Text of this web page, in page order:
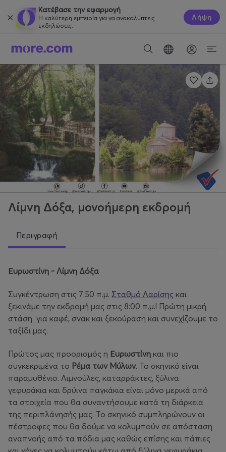
Κατέβασε την εφαρμογή
Η καλύτερη εμπειρία για να ανακαλύπτεις
εκδηλώσεις.
Λήψη
Λίμνη Δόξα, μονοήμερη εκδρομή
Περιγραφή
Ευρωστίνη - Λίμνη Δόξα
Συγκέντρωση στις 7:50 π.μ. Σταθμό Λαρίσης και
ξεκινάμε την εκδρομή μας στις 8:00 π.μ.! Πρώτη μικρή
στάση για καφέ, σνακ και ξεκούραση και συνεχίζουμε το
ταξίδι μας.
Πρώτος μας προορισμός η Ευρωστίνη και πιο
συγκεκριμένα το Ρέμα των Μύλων. Το σκηνικό είναι
παραμυθένιο. Λιμνούλες, καταρράκτες, ξύλινα
γεφυράκια και δρύινα παγκάκια είναι μόνο μερικά από
τα στοιχεία που θα συναντήσουμε κατά τη διάρκεια
της περιπλάνησής μας. Το σκηνικό συμπληρώνουν οι
πέστροφες που θα δούμε να κολυμπούν σε απόσταση
αναπνοής από τα πόδια μας καθώς επίσης και πάπιες